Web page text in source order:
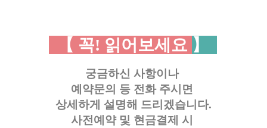
【 꼭! 읽어보세요 】
궁금하신 사항이나
예약문의 등 전화 주시면
상세하게 설명해 드리겠습니다.
사전예약 및 현금결제 시